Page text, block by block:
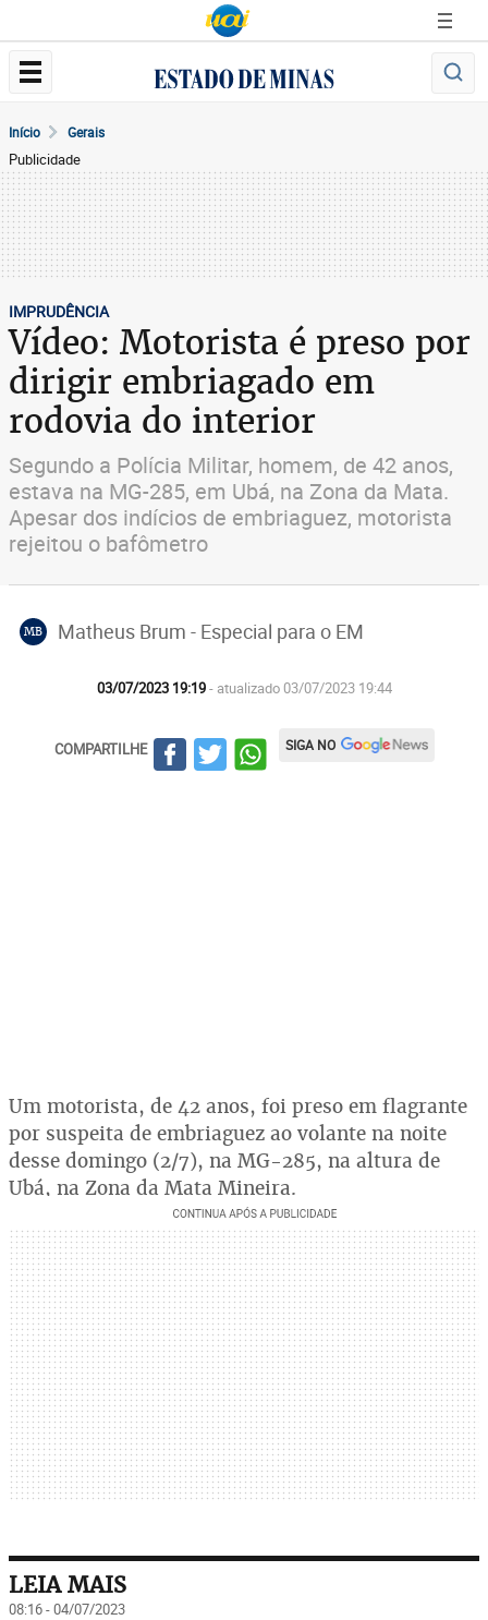
Início Gerais
Publicidade
IMPRUDÊNCIA
Vídeo: Motorista é preso por
dirigir embriagado em
rodovia do interior
Segundo a Polícia Militar, homem, de 42 anos,
estava na MG-285, em Ubá, na Zona da Mata.
Apesar dos indícios de embriaguez, motorista
rejeitou o bafômetro
MB Matheus Brum - Especial para o EM
03/07/2023 19:19- atualizado 03/07/2023 19:44
COMPARTILHE SIGA NO
Um motorista, de 42 anos, foi preso em flagrante
por suspeita de embriaguez ao volante na noite
desse domingo (2/7), na MG-285, na altura de
Ubá, na Zona da Mata Mineira.
LEIA MAIS
08:16 - 04/07/2023